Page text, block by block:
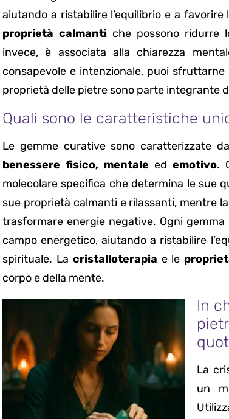
aiutando a ristabilire l’equilibrio e a
proprietà calmantiche possono ridurre
invece, è associata alla chiarezza
consapevole e intenzionale, puoi
proprietà delle pietre sono parte integrante
Quali sono le caratteristiche
Le gemme curative sono caratterizzate da
benessere fisico, mentale edemotivo.
molecolare specifica che determina le sue
sue proprietà calmanti e rilassanti, mentre
trasformare energie negative. Ogni
campo energetico, aiutando a ristabilire
spirituale. La cristalloterapia e le
corpo e della mente.
In
La
un